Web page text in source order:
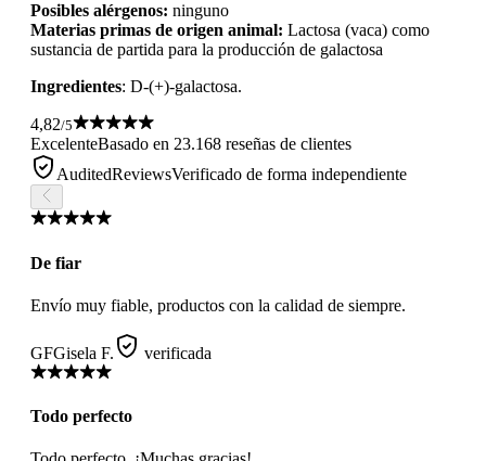
Posibles alérgenos: ninguno
Materias primas de origen animal: Lactosa (vaca) como
sustancia de partida para la producción de galactosa
Ingredientes: D-(+)-galactosa.
4,82/5
ExcelenteBasado en 23.168 reseñas de clientes
AuditedReviewsVerificado de forma independiente
De fiar
Envío muy fiable, productos con la calidad de siempre.
GFGisela F. verificada
Todo perfecto